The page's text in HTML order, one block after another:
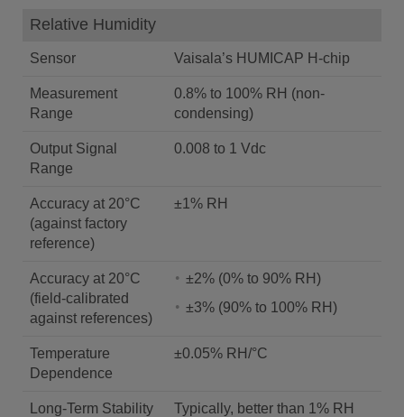
Relative Humidity
Sensor Vaisala’s HUMICAP H-chip
Measurement
Range
0.8% to 100% RH (non-
condensing)
Output Signal
Range
0.008 to 1 Vdc
Accuracy at 20°C
(against factory
reference)
±1% RH
Accuracy at 20°C
(field-calibrated
against references)
±2% (0% to 90% RH)
±3% (90% to 100% RH)
Temperature
Dependence
±0.05% RH/°C
Long-Term Stability
Typically, better than 1% RH